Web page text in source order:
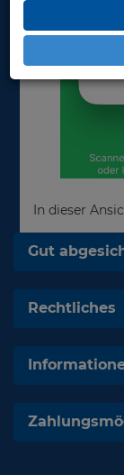
In dieser
Gut
Rechtliches